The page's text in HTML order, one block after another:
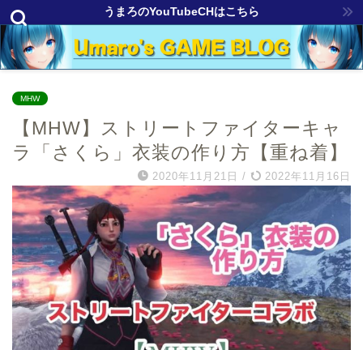
うまろのYouTubeCHはこちら
MHW
【MHW】ストリートファイターキャ
ラ「さくら」衣装の作り方【重ね着】
2020年11月21日 / 2022年11月16日